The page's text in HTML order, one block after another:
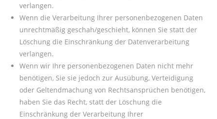
verlangen.
Wenn die Verarbeitung Ihrer personenbezogenen Daten
unrechtmäßig geschah/geschieht, können Sie statt der
Löschung die Einschränkung der Datenverarbeitung
verlangen.
Wenn wir Ihre personenbezogenen Daten nicht mehr
benötigen, Sie sie jedoch zur Ausübung, Verteidigung
oder Geltendmachung von Rechtsansprüchen benötigen,
haben Sie das Recht, statt der Löschung die
Einschränkung der Verarbeitung Ihrer